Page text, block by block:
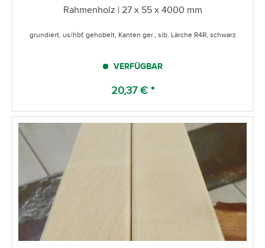
Rahmenholz | 27 x 55 x 4000 mm
grundiert, us/hbf, gehobelt, Kanten ger., sib. Lärche R4R, schwarz
VERFÜGBAR
20,37 € *